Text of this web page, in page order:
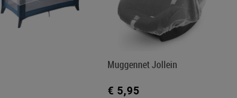
Muggennet Jollein
€ 5,95